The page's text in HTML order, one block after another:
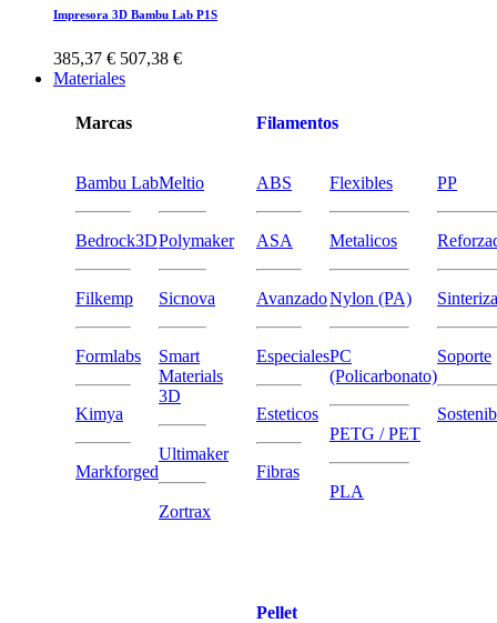
Impresora 3D Bambu Lab P1S
385,37 € 507,38 €
Materiales
Marcas
Bambu Lab
Bedrock3D
Filkemp
Formlabs
Kimya
Markforged
Meltio
Polymaker
Sicnova
Smart
Materials
3D
Ultimaker
Zortrax
Filamentos
ABS
ASA
Avanzado
Especiales
Esteticos
Fibras
Flexibles
Metalicos
Nylon (PA)
PC
(Policarbonato)
PETG / PET
PLA
PP
Soporte
Pellet